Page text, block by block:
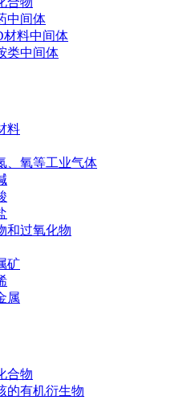
中间体
材料中间体
类中间体
料
、氧等工业气体
和过氧化物
矿
属
合物
的有机衍生物